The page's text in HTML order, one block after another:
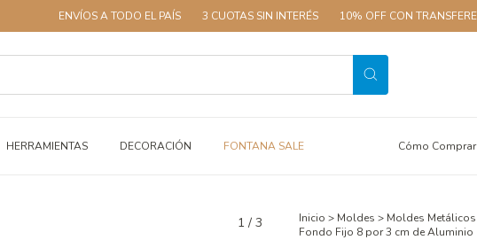
ENVÍOS A TODO EL PAÍS 3 CUOTAS SIN INTERÉS 10% OFF CON TRANSFERENCIA
HERRAMIENTAS DECORACIÓN FONTANA SALE Cómo Comprar
1 / 3 Inicio > Moldes > Moldes Metálicos
Fondo Fijo 8 por 3 cm de Aluminio